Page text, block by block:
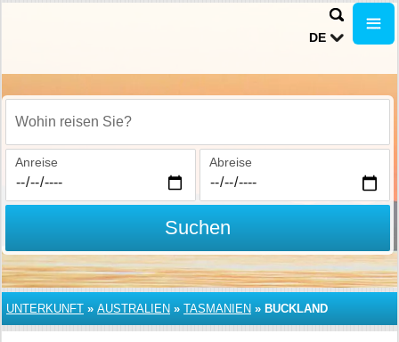
DE
Wohin reisen Sie?
Anreise Abreise
Suchen
UNTERKUNFT » AUSTRALIEN » TASMANIEN » BUCKLAND